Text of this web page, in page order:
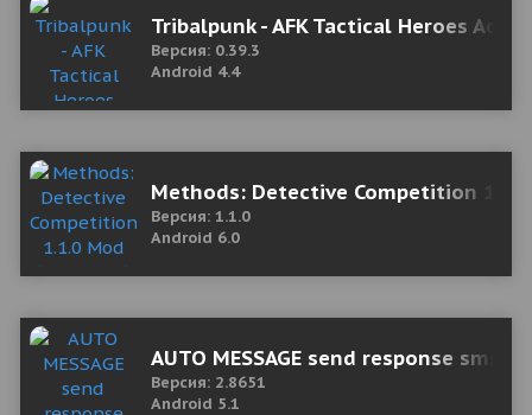
Tribalpunk - AFK Tactical Heroes
Версия: 0.39.3
Android 4.4
Methods: Detective Competition
Версия: 1.1.0
Android 6.0
AUTO MESSAGE send response sms
Версия: 2.8651
Android 5.1